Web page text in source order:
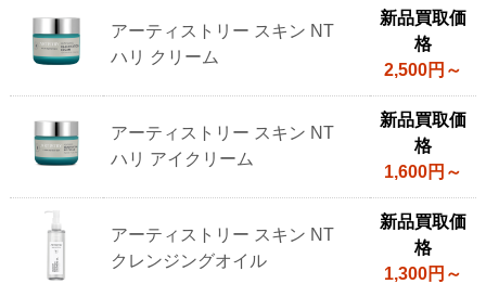
キ
製
アーティストリー スキン NT
ハリ クリーム
新品買取価
格
2,500円～
アーティストリー スキン NT
ハリ アイクリーム
新品買取価
格
1,600円～
アーティストリー スキン NT
クレンジングオイル
新品買取価
格
1,300円～